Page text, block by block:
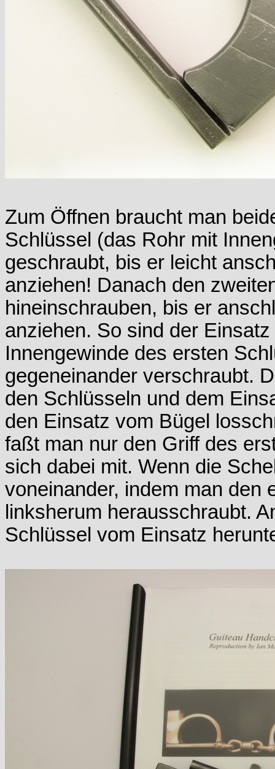
Zum Öffnen braucht man
Schlüssel (das Rohr mit
geschraubt, bis er leicht
anziehen! Danach den
hineinschrauben, bis er
anziehen. So sind der
Innengewinde des ersten
gegeneinander verschraubt.
den Schlüsseln und dem
den Einsatz vom Bügel
faßt man nur den Griff des
sich dabei mit. Wenn die
voneinander, indem man den
linksherum herausschraubt.
Schlüssel vom Einsatz